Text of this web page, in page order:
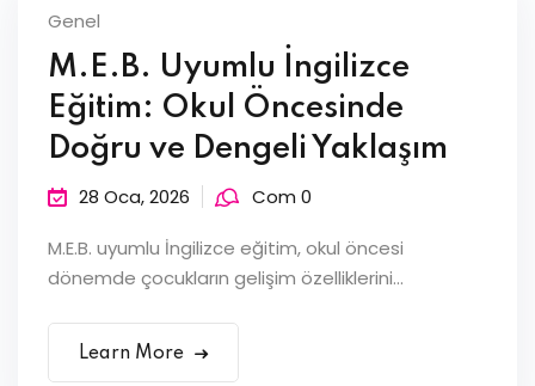
Genel
M.E.B. Uyumlu İngilizce
Eğitim: Okul Öncesinde
Doğru ve Dengeli Yaklaşım
28 Oca, 2026 Com 0
M.E.B. uyumlu İngilizce eğitim, okul öncesi
dönemde çocukların gelişim özelliklerini...
Learn More